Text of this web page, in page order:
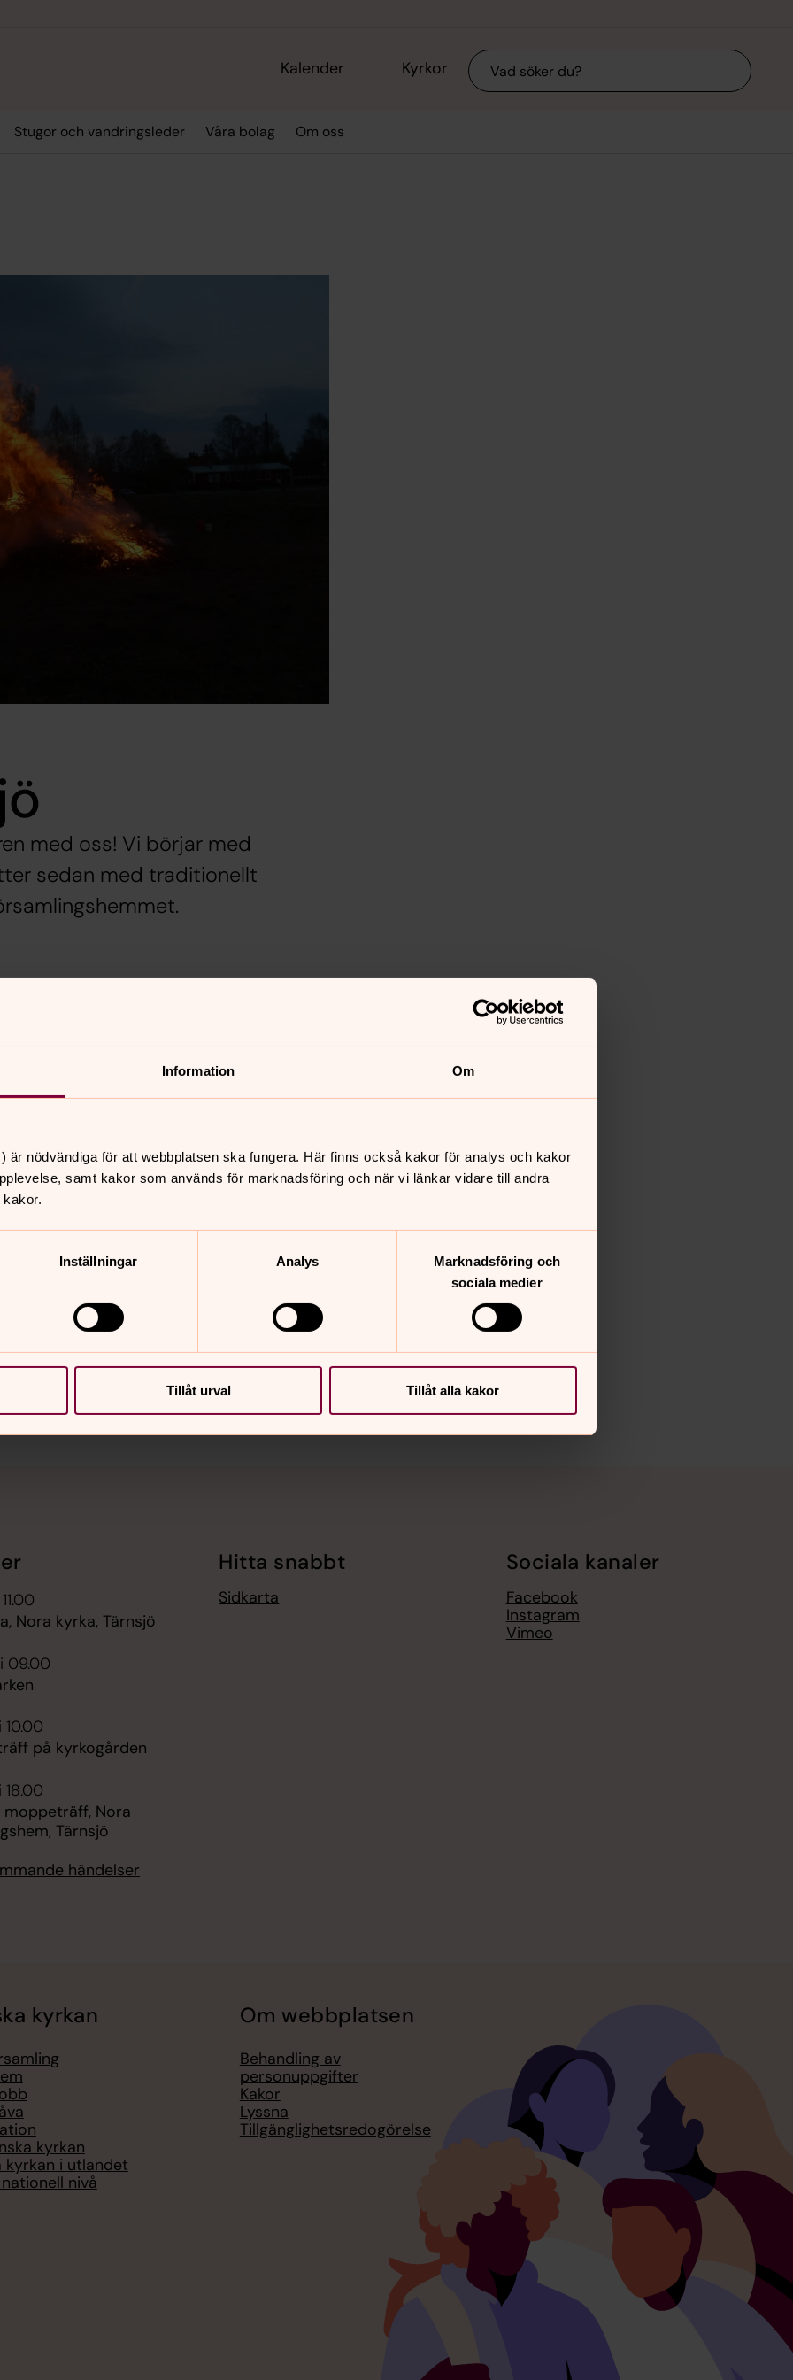
Information Om
är nödvändiga för att webbplatsen ska fungera. Här finns också kakor för analys och kakor
samt kakor som används för marknadsföring och när vi länkar vidare till andra
Inställningar Analys
Marknadsföring och
sociala medier
Tillåt urval Tillåt alla kakor
Kalender Kyrkor Sök
Stugor och vandringsleder Våra bolag Om oss
med oss! Vi börjar med
sedan med traditionellt
Nora kyrka, Tärnsjö
09.00
10.00
på kyrkogården
18.00
Nora
Tärnsjö
händelser
Hitta snabbt
Sidkarta
Sociala kanaler
Facebook
Instagram
Vimeo
kyrkan
kyrkan
kyrkan i utlandet
nivå
Om webbplatsen
Behandling av
personuppgifter
Kakor
Lyssna
Tillgänglighetsredogörelse